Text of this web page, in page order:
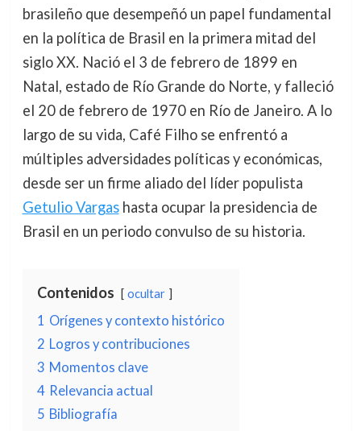
brasileño que desempeñó un papel fundamental
en la política de Brasil en la primera mitad del
siglo XX. Nació el 3 de febrero de 1899 en
Natal, estado de Río Grande do Norte, y falleció
el 20 de febrero de 1970 en Río de Janeiro. A lo
largo de su vida, Café Filho se enfrentó a
múltiples adversidades políticas y económicas,
desde ser un firme aliado del líder populista
Getulio Vargashasta ocupar la presidencia de
Brasil en un periodo convulso de su historia.
Contenidos ocultar
1 Orígenes y contexto histórico
2 Logros y contribuciones
3 Momentos clave
4 Relevancia actual
5 Bibliografía